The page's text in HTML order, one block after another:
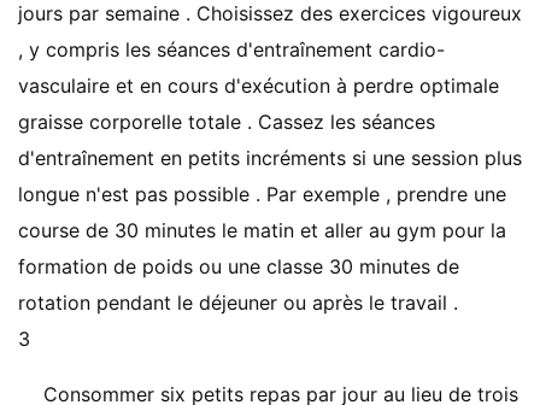
jours par semaine . Choisissez des exercices vigoureux
, y compris les séances d'entraînement cardio-
vasculaire et en cours d'exécution à perdre optimale
graisse corporelle totale . Cassez les séances
d'entraînement en petits incréments si une session plus
longue n'est pas possible . Par exemple , prendre une
course de 30 minutes le matin et aller au gym pour la
formation de poids ou une classe 30 minutes de
rotation pendant le déjeuner ou après le travail .
3
Consommer six petits repas par jour au lieu de trois